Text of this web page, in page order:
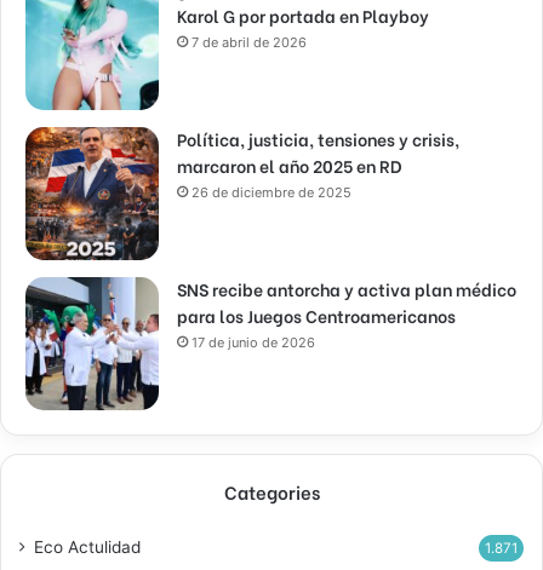
Karol G por portada en Playboy
7 de abril de 2026
Política, justicia, tensiones y crisis,
marcaron el año 2025 en RD
26 de diciembre de 2025
SNS recibe antorcha y activa plan médico
para los Juegos Centroamericanos
17 de junio de 2026
Categories
Eco Actulidad 1.871